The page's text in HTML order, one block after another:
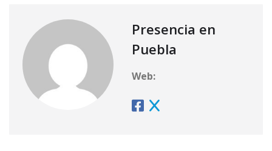
Presencia en
Puebla
Web: